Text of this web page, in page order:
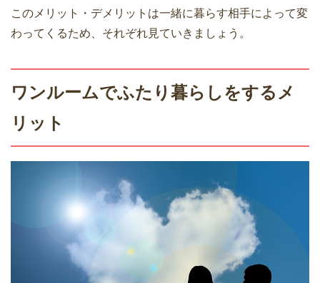
このメリット・デメリットは一緒に暮らす相手によって変
わってくるため、それぞれ見ていきましょう。
ワンルームでふたり暮らしをするメ
リット